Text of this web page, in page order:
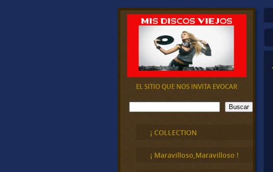
EL SITIO QUE NOS INVITA EVOCAR
B
u
Buscar
¡ COLLECTION
¡ Maravilloso,Maravilloso !